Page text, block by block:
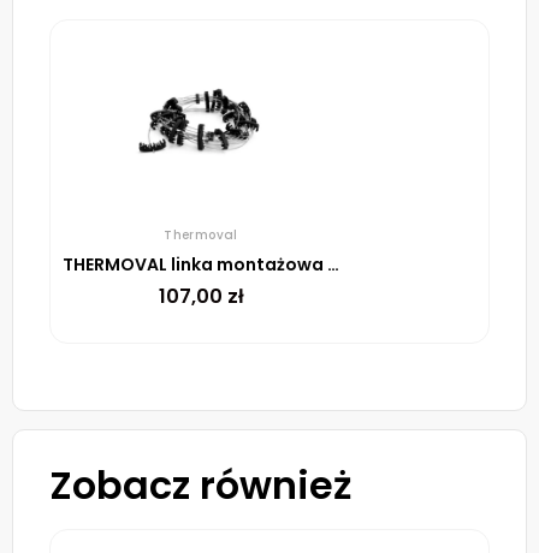
Thermoval
THERMOVAL linka montażowa do rur spustowych, 5m
107,00 zł
Zobacz również